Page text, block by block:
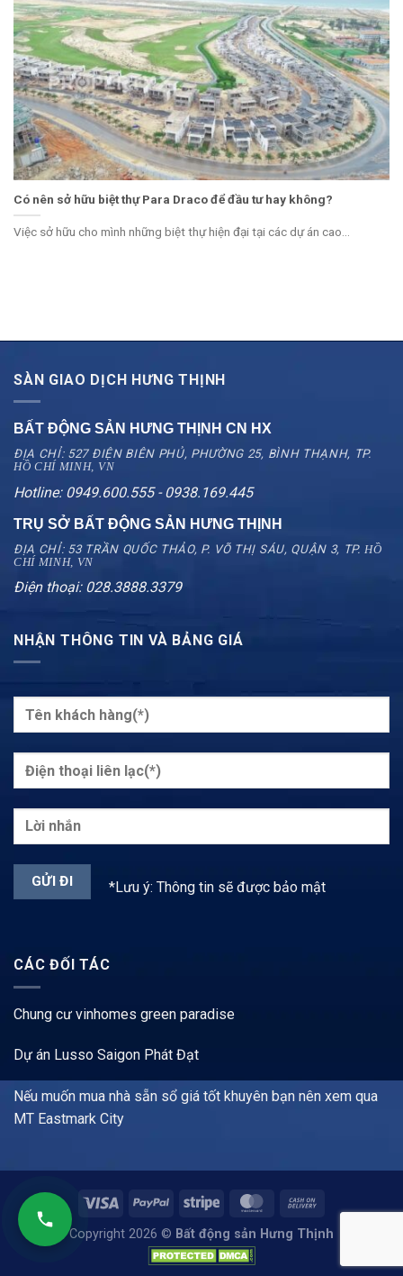
Có nên sở hữu biệt thự Para Draco để đầu tư hay không?
Việc sở hữu cho mình những biệt thự hiện đại tại các dự án cao...
SÀN GIAO DỊCH HƯNG THỊNH
BẤT ĐỘNG SẢN HƯNG THỊNH CN HX
ĐỊA CHỈ: 527 ĐIỆN BIÊN PHỦ, PHƯỜNG 25, BÌNH THẠNH, TP.
HỒ CHÍ MINH, VN
Hotline: 0949.600.555 - 0938.169.445
TRỤ SỞ BẤT ĐỘNG SẢN HƯNG THỊNH
ĐỊA CHỈ: 53 TRẦN QUỐC THẢO, P. VÕ THỊ SÁU, QUẬN 3, TP. HỒ
CHÍ MINH, VN
Điện thoại: 028.3888.3379
NHẬN THÔNG TIN VÀ BẢNG GIÁ
*Lưu ý: Thông tin sẽ được bảo mật
CÁC ĐỐI TÁC
Chung cư vinhomes green paradise
Dự án Lusso Saigon Phát Đạt
Nếu muốn mua nhà sẵn sổ giá tốt khuyên bạn nên xem qua
MT Eastmark City
Copyright 2026 © Bất động sản Hưng Thịnh